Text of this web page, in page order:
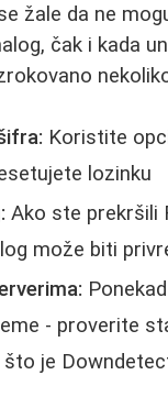
žale da ne
čak i kada
Koristite
lozinku
Ako ste prekršili
može biti
- proverite
je